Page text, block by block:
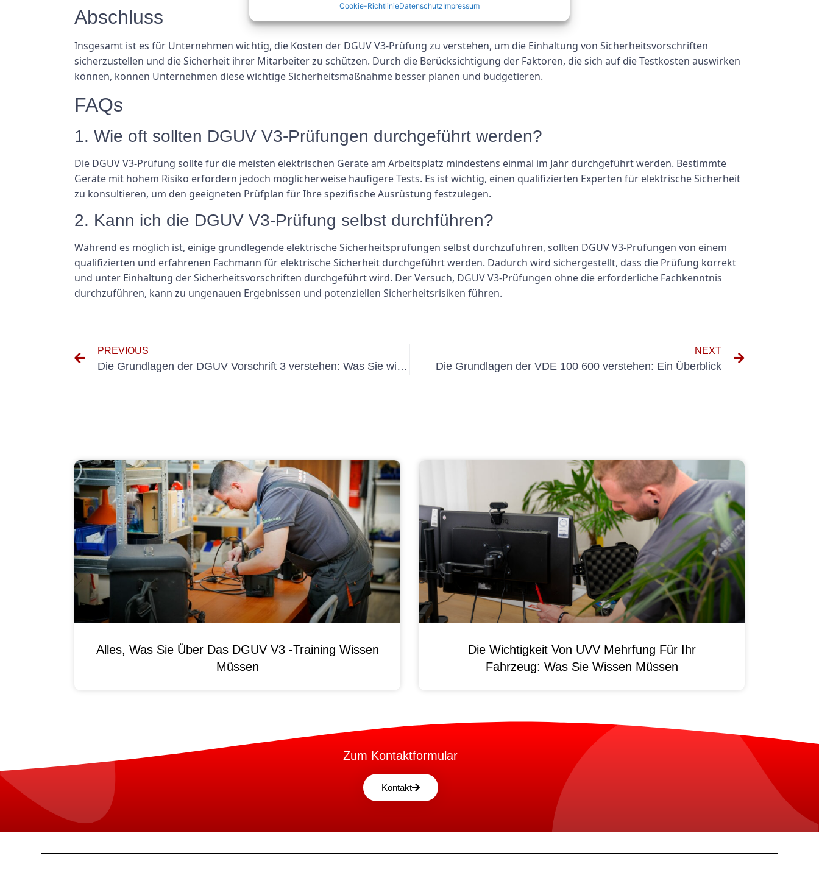
Cookie-RichtlinieDatenschutzImpressum
Abschluss
Insgesamt ist es für Unternehmen wichtig, die Kosten der DGUV V3-Prüfung zu verstehen, um die Einhaltung von Sicherheitsvorschriften
sicherzustellen und die Sicherheit ihrer Mitarbeiter zu schützen. Durch die Berücksichtigung der Faktoren, die sich auf die Testkosten auswirken
können, können Unternehmen diese wichtige Sicherheitsmaßnahme besser planen und budgetieren.
FAQs
1. Wie oft sollten DGUV V3-Prüfungen durchgeführt werden?
Die DGUV V3-Prüfung sollte für die meisten elektrischen Geräte am Arbeitsplatz mindestens einmal im Jahr durchgeführt werden. Bestimmte
Geräte mit hohem Risiko erfordern jedoch möglicherweise häufigere Tests. Es ist wichtig, einen qualifizierten Experten für elektrische Sicherheit
zu konsultieren, um den geeigneten Prüfplan für Ihre spezifische Ausrüstung festzulegen.
2. Kann ich die DGUV V3-Prüfung selbst durchführen?
Während es möglich ist, einige grundlegende elektrische Sicherheitsprüfungen selbst durchzuführen, sollten DGUV V3-Prüfungen von einem
qualifizierten und erfahrenen Fachmann für elektrische Sicherheit durchgeführt werden. Dadurch wird sichergestellt, dass die Prüfung korrekt
und unter Einhaltung der Sicherheitsvorschriften durchgeführt wird. Der Versuch, DGUV V3-Prüfungen ohne die erforderliche Fachkenntnis
durchzuführen, kann zu ungenauen Ergebnissen und potenziellen Sicherheitsrisiken führen.
PREVIOUS
Die Grundlagen der DGUV Vorschrift 3 verstehen: Was Sie wissen müssen
NEXT
Die Grundlagen der VDE 100 600 verstehen: Ein Überblick
Alles, Was Sie Über Das DGUV V3 -Training Wissen
Müssen
Die Wichtigkeit Von UVV Mehrfung Für Ihr
Fahrzeug: Was Sie Wissen Müssen
Zum Kontaktformular
Kontakt